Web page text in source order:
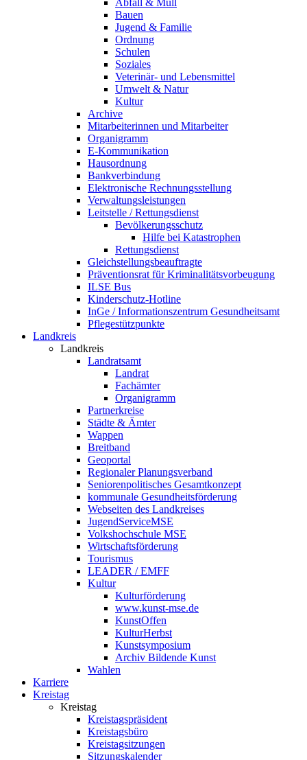
Abfall & Müll
Bauen
Jugend & Familie
Ordnung
Schulen
Soziales
Veterinär- und Lebensmittel
Umwelt & Natur
Kultur
Archive
Mitarbeiterinnen und Mitarbeiter
Organigramm
E-Kommunikation
Hausordnung
Bankverbindung
Elektronische Rechnungsstellung
Verwaltungsleistungen
Leitstelle / Rettungsdienst
Bevölkerungsschutz
Hilfe bei Katastrophen
Rettungsdienst
Gleichstellungsbeauftragte
Präventionsrat für Kriminalitätsvorbeugung
ILSE Bus
Kinderschutz-Hotline
InGe / Informationszentrum Gesundheitsamt
Pflegestützpunkte
Landkreis
Landkreis
Landratsamt
Landrat
Fachämter
Organigramm
Partnerkreise
Städte & Ämter
Wappen
Breitband
Geoportal
Regionaler Planungsverband
Seniorenpolitisches Gesamtkonzept
kommunale Gesundheitsförderung
Webseiten des Landkreises
JugendServiceMSE
Volkshochschule MSE
Wirtschaftsförderung
Tourismus
LEADER / EMFF
Kultur
Kulturförderung
www.kunst-mse.de
KunstOffen
KulturHerbst
Kunstsymposium
Archiv Bildende Kunst
Wahlen
Karriere
Kreistag
Kreistag
Kreistagspräsident
Kreistagsbüro
Kreistagsitzungen
Sitzungskalender